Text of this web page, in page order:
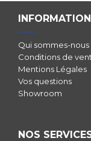
Qui sommes-nous
Conditions de
Mentions Légales
Vos questions
Showroom
NOS